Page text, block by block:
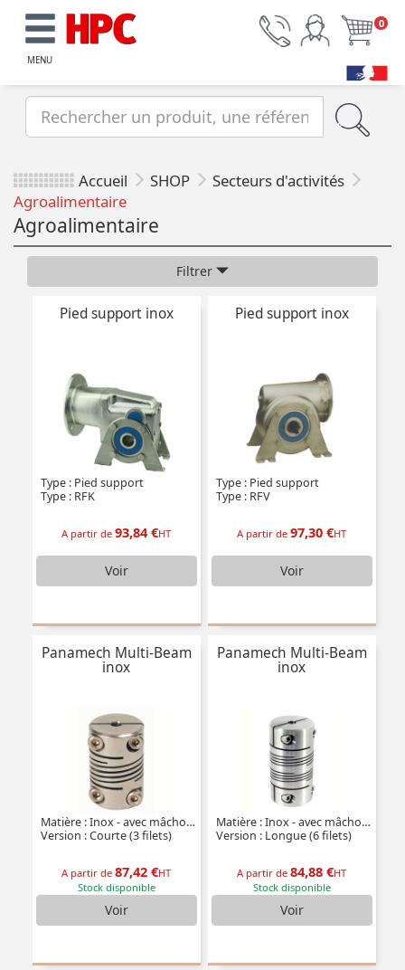
MENU
0
Accueil SHOP
Secteurs d'activités
Agroalimentaire
Agroalimentaire
Filtrer
Pied support inox
Type : Pied support
Type : RFK
A partir de93,84 €HT
Voir
Pied support inox
Type : Pied support
Type : RFV
A partir de97,30 €HT
Voir
Panamech Multi-Beam
inox
Matière : Inox - avec mâchoires de serrage
Version : Courte (3 filets)
A partir de87,42 €HT
Stock disponible
Voir
Panamech Multi-Beam
inox
Matière : Inox - avec mâchoires de serrage
Version : Longue (6 filets)
A partir de84,88 €HT
Stock disponible
Voir